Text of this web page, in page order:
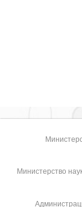
Министерство